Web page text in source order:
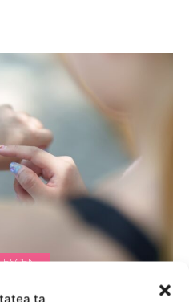
ta
pe smartwatch: ce date